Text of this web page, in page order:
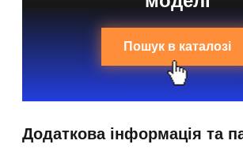
Пошук в каталозі
Додаткова інформація та